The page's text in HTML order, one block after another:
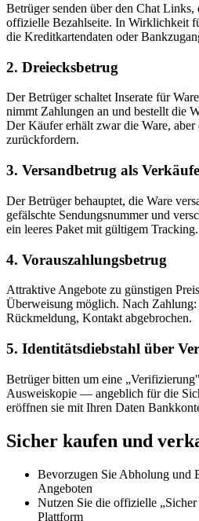
Betrüger senden über den Chat Links,
offizielle Bezahlseite. In Wirklichkeit
die Kreditkartendaten oder
2. Dreiecksbetrug
Der Betrüger schaltet Inserate für
nimmt Zahlungen an und bestellt die
Der Käufer erhält zwar die Ware, aber
zurückfordern.
3. Versandbetrug als
Der Betrüger behauptet, die Ware
gefälschte Sendungsnummer und
ein leeres Paket mit gültigem Tracking.
4. Vorauszahlungsbetrug
Attraktive Angebote zu günstigen
Überweisung möglich. Nach
Rückmeldung, Kontakt abgebrochen.
5. Identitätsdiebstahl über
Betrüger bitten um eine
Ausweiskopie — angeblich für die
eröffnen sie mit Ihren Daten
Sicher kaufen und
Bevorzugen Sie Abholung und
Angeboten
Nutzen Sie die offizielle
Plattform